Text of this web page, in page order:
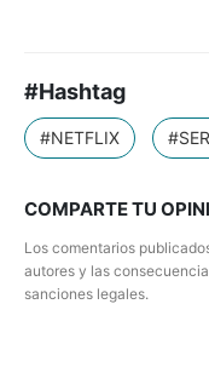
#Hashtag
#NETFLIX
COMPARTE TU
Los comentarios
autores y las
sanciones legales.